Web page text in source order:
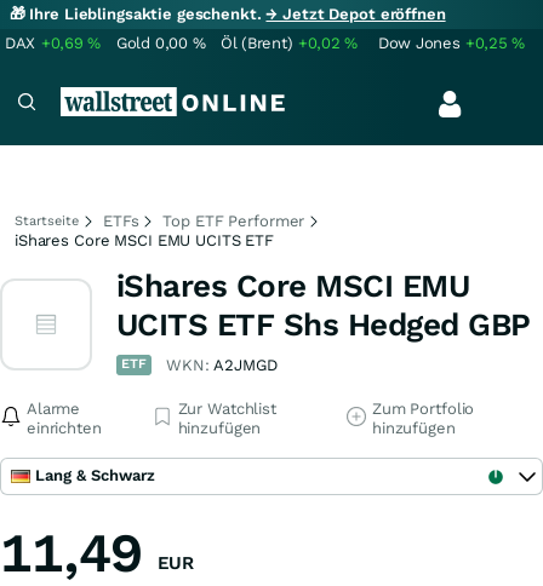
🎁 Ihre Lieblingsaktie geschenkt.→ Jetzt Depot eröffnen
DAX +0,69% Gold 0,00 % Öl (Brent) +0,02% Dow Jones +0,25%
Startseite ETFs
Top ETF Performer
iShares Core MSCI EMU UCITS ETF
iShares Core MSCI EMU
UCITS ETF Shs Hedged GBP
ETF WKN:A2JMGD
Alarme
einrichten
Zur Watchlist
hinzufügen
Zum Portfolio
hinzufügen
Lang & Schwarz
11,49 EUR